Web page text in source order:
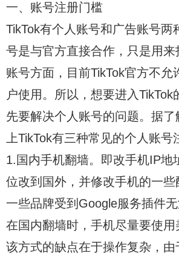
一、账号注册门槛
TikTok有个人账号和广告账号两
号是与官方直接合作，只是用来
账号方面，目前TikTok官方不允
户使用。所以，想要进入TikTok
先要解决个人账号的问题。据
上TikTok有三种常见的个人账号
1.国内手机翻墙。即改手机IP地
位改到国外，并修改手机的一些
一些品牌受到Google服务插件无
在国内翻墙时，手机尽量要使用
该方式的缺点在于操作复杂，由